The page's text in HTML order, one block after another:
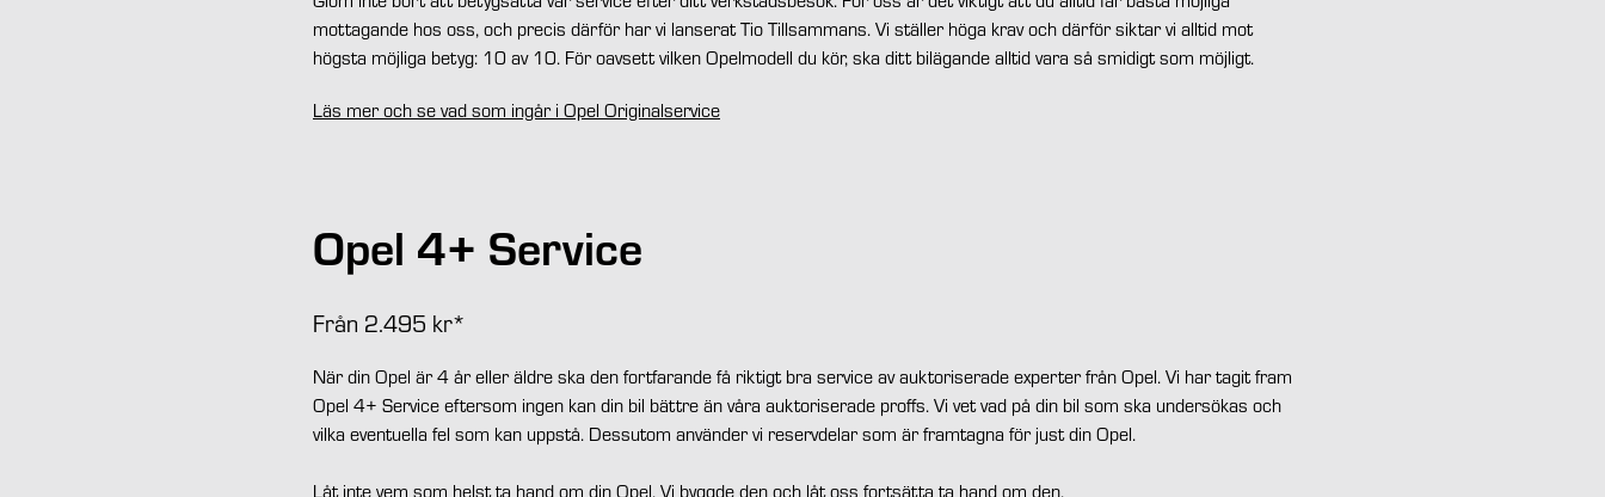
mottagande hos oss, och precis därför har vi lanseratTio Tillsammans. Vi ställer höga krav och därför siktar vi alltid mot
högsta möjliga betyg: 10 av 10. För oavsett vilken Opelmodell du kör, ska ditt bilägande alltid vara så smidigt som möjligt.
Läs mer och se vad som ingår i Opel Originalservice
Opel 4+ Service
Från 2.495 kr*
När din Opel är 4 år eller äldre ska den fortfarande få riktigt bra service av auktoriserade experter från Opel. Vi har tagit fram
Opel 4+ Service eftersom ingen kan din bil bättre än våra auktoriserade proffs. Vi vet vad på din bil som ska undersökas och
vilka eventuella fel som kan uppstå. Dessutom använder vi reservdelar som är framtagna för just din Opel.
Låt inte vem som helst ta hand om din Opel. Vi byggde den och låt oss fortsätta ta hand om den.